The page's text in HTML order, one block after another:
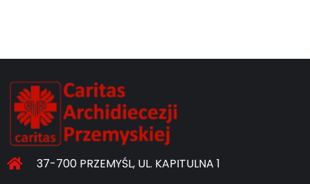
37-700 PRZEMYŚL, UL. KAPITULNA 1